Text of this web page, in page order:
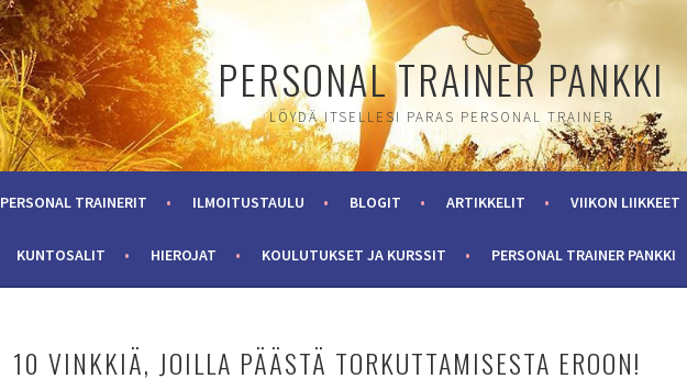
PERSONAL TRAINER PANKKI
LÖYDÄ ITSELLESI PARAS PERSONAL TRAINER
PERSONAL TRAINERIT ILMOITUSTAULU BLOGIT ARTIKKELIT VIIKON LIIKKEET
KUNTOSALIT HIEROJAT KOULUTUKSET JA KURSSIT PERSONAL TRAINER PANKKI
10 VINKKIÄ, JOILLA PÄÄSTÄ TORKUTTAMISESTA EROON!